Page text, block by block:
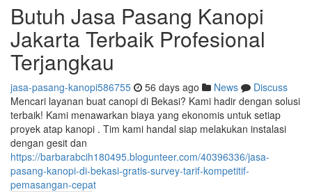
Butuh Jasa Pasang Kanopi
Jakarta Terbaik Profesional
Terjangkau
jasa-pasang-kanopi586755 56 days ago News
Discuss
Mencari layanan buat canopi di Bekasi? Kami hadir dengan solusi
terbaik! Kami menawarkan biaya yang ekonomis untuk setiap
proyek atap kanopi . Tim kami handal siap melakukan instalasi
dengan gesit dan
https://barbarabcih180495.blogunteer.com/40396336/jasa-
pasang-kanopi-di-bekasi-gratis-survey-tarif-kompetitif-
pemasangan-cepat